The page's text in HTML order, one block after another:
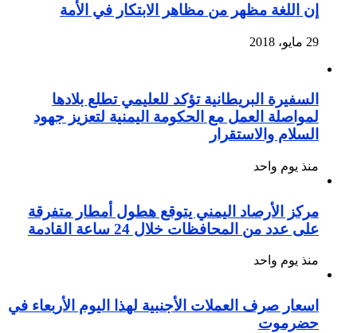
إن اللغة مظهر من مظاهر الابتكار في الأمة
29 مايو، 2018
السفيرة البريطانية تؤكد للعليمي تطلع بلادها
لمواصلة العمل مع الحكومة اليمنية لتعزيز جهود
السلام والاستقرار
منذ يوم واحد
مركز الأرصاد اليمني يتوقع هطول أمطار متفرقة
على عدد من المحافظات خلال 24 ساعة القادمة
منذ يوم واحد
اسعار صرف العملات الأجنبية لهذا اليوم الأربعاء في
حضرموت